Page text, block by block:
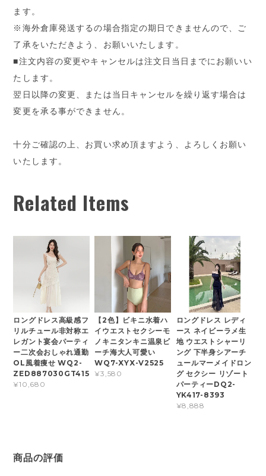
ます。
※海外倉庫発送するの場合指定の期日できませんので、ご
了承をいただきよう、お願いいたします。
■注文内容の変更やキャンセルは注文日当日までにお願いい
たします。
翌日以降の変更、または当日キャンセルを繰り返す場合は
変更を承る事ができません。
十分ご確認の上、お買い求め頂ますよう、よろしくお願い
いたします。
Related Items
ロングドレス高級感フ
リルチュール非対称エ
レガント宴会パーティ
ー二次会おしゃれ通勤
OL風着痩せ WQ2-
ZED887030GT415
¥10,680
【2色】ビキニ水着ハ
イウエストセクシーモ
ノキニタンキニ温泉ビ
ーチ海大人可愛い
WQ7-XYX-V2525
¥3,580
ロングドレス レディ
ース ネイビーラメ生
地 ウエストシャーリ
ング 下半身シアーチ
ュールマーメイドロン
グ セクシー リゾート
パーティーDQ2-
YK417-8393
¥8,888
商品の評価